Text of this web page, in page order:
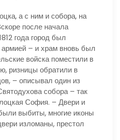
а с ним и собора, на
после начала
года город был
– и храм вновь был
войска поместили в
ризницы обратили в
– описывал один из
собора – так
София. – Двери и
выбиты, многие иконы
изломаны, престол